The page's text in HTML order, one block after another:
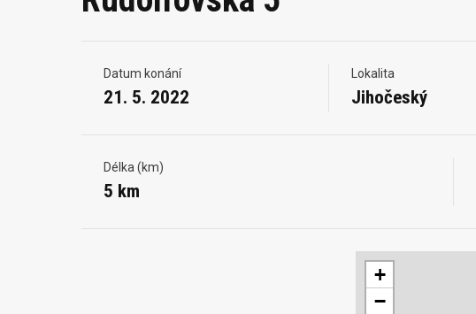
Datum konání
21. 5. 2022
Lokalita
Jihočeský
Délka (km)
5 km
+
−